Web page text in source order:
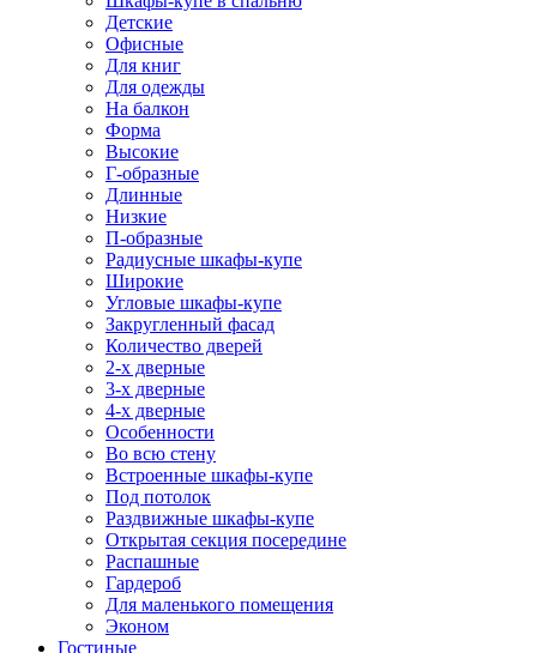
Детские
Офисные
Для книг
Для одежды
На балкон
Форма
Высокие
Г-образные
Длинные
Низкие
П-образные
Радиусные шкафы-купе
Широкие
Угловые шкафы-купе
Закругленный фасад
Количество дверей
2-х дверные
3-х дверные
4-х дверные
Особенности
Во всю стену
Встроенные шкафы-купе
Под потолок
Раздвижные шкафы-купе
Открытая секция посередине
Распашные
Гардероб
Для маленького помещения
Эконом
Гостиные